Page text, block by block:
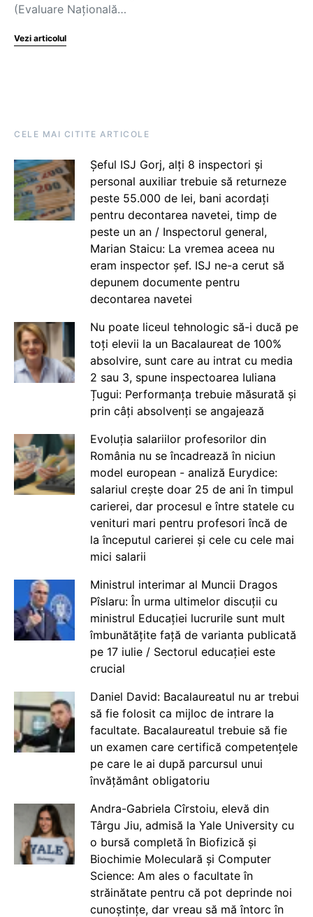
(Evaluare Naţională…
Vezi articolul
CELE MAI CITITE ARTICOLE
Șeful ISJ Gorj, alți 8 inspectori și
personal auxiliar trebuie să returneze
peste 55.000 de lei, bani acordați
pentru decontarea navetei, timp de
peste un an / Inspectorul general,
Marian Staicu: La vremea aceea nu
eram inspector șef. ISJ ne-a cerut să
depunem documente pentru
decontarea navetei
Nu poate liceul tehnologic să-i ducă pe
toți elevii la un Bacalaureat de 100%
absolvire, sunt care au intrat cu media
2 sau 3, spune inspectoarea Iuliana
Țugui: Performanța trebuie măsurată și
prin câți absolvenți se angajează
Evoluția salariilor profesorilor din
România nu se încadrează în niciun
model european - analiză Eurydice:
salariul crește doar 25 de ani în timpul
carierei, dar procesul e între statele cu
venituri mari pentru profesori încă de
la începutul carierei și cele cu cele mai
mici salarii
Ministrul interimar al Muncii Dragos
Pîslaru: În urma ultimelor discuții cu
ministrul Educației lucrurile sunt mult
îmbunătățite față de varianta publicată
pe 17 iulie / Sectorul educației este
crucial
Daniel David: Bacalaureatul nu ar trebui
să fie folosit ca mijloc de intrare la
facultate. Bacalaureatul trebuie să fie
un examen care certifică competențele
pe care le ai după parcursul unui
învățământ obligatoriu
Andra-Gabriela Cîrstoiu, elevă din
Târgu Jiu, admisă la Yale University cu
o bursă completă în Biofizică și
Biochimie Moleculară și Computer
Science: Am ales o facultate în
străinătate pentru că pot deprinde noi
cunoștințe, dar vreau să mă întorc în